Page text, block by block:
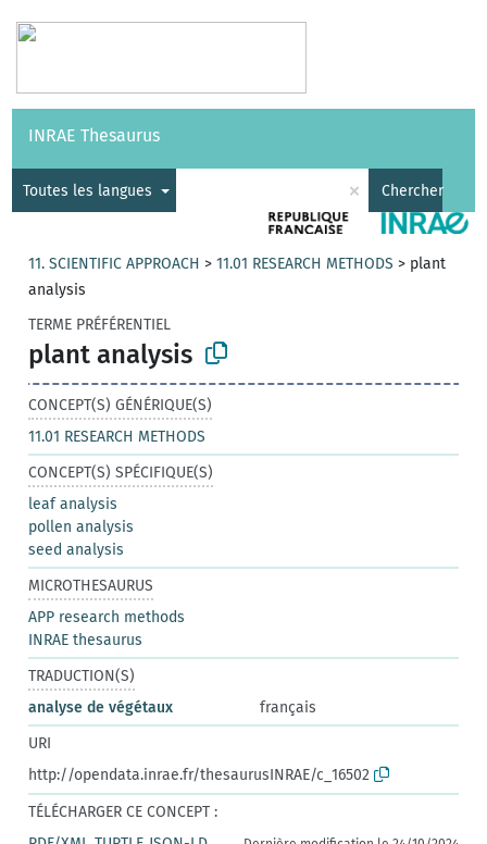
Vocabulaires API
INRAE Thesaurus
Toutes les langues × Chercher
11. SCIENTIFIC APPROACH >11.01 RESEARCH METHODS > plant
analysis
TERME PRÉFÉRENTIEL
plant analysis
CONCEPT(S) GÉNÉRIQUE(S)
11.01 RESEARCH METHODS
CONCEPT(S) SPÉCIFIQUE(S)
leaf analysis
pollen analysis
seed analysis
MICROTHESAURUS
APP research methods
INRAE thesaurus
TRADUCTION(S)
analyse de végétaux
français
URI
http://opendata.inrae.fr/thesaurusINRAE/c_16502
TÉLÉCHARGER CE CONCEPT :